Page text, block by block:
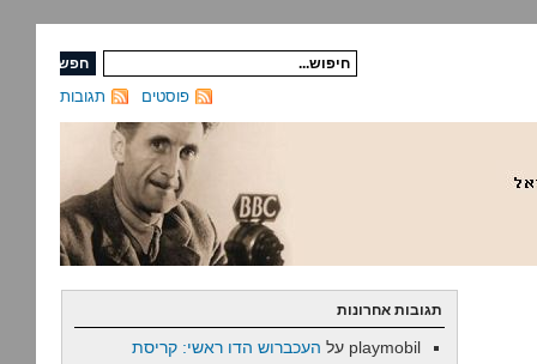
תגובות פוסטים
תגובות אחרונות
playmobil על העכברוש הדו ראשי: קריסת